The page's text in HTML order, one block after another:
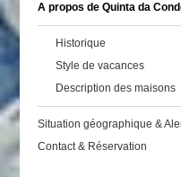
A propos de Quinta da
Historique
Style de vacances
Description des maisons
Situation géographique &
Contact & Réservation